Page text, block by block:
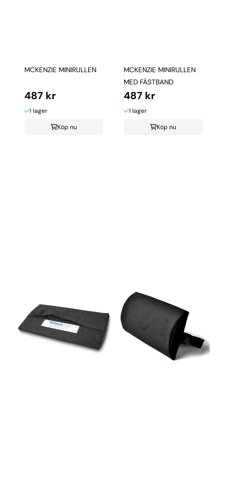
MCKENZIE MINIRULLEN
487 kr
I lager
Köp nu
MCKENZIE MINIRULLEN
MED FÄSTBAND
487 kr
I lager
Köp nu